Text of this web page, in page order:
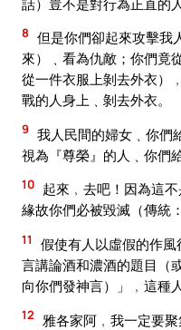
8 但是你們卻起來攻擊我
來）﹑看為仇敵；你們竟
從一件衣服上剝去外衣）
戰的人身上﹑剝去外衣。
9 我人民間的婦女﹑你們
視為『尊榮』的人﹑你們
10 起來﹐去吧！因為這
緣故你們必被毀滅（傳統
11
假使有人以虛假的作
言講論酒和濃酒的題目（
向你們發神言）」﹐這種
12
雅各家阿﹐我一定要